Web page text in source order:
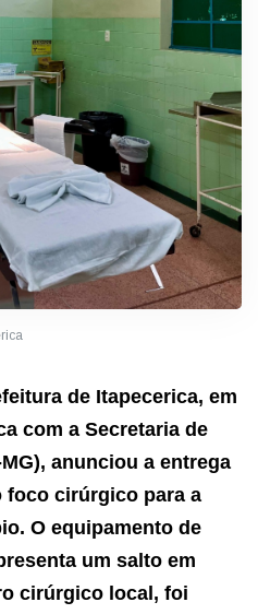
de Itapecerica, em
com a Secretaria de
anunciou a entrega
foco cirúrgico para a
O equipamento de
um salto em
cirúrgico local, foi